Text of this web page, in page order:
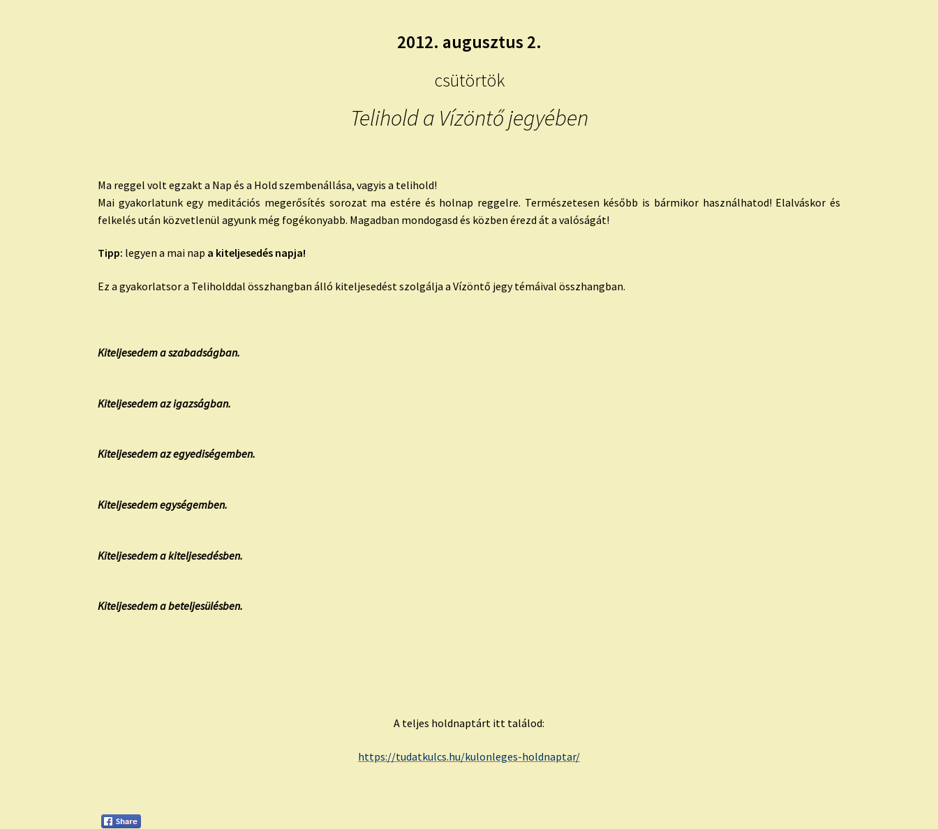
2012. augusztus 2.
csütörtök
Telihold a Vízöntő jegyében
Ma reggel volt egzakt a Nap és a Hold szembenállása, vagyis a telihold!
Mai gyakorlatunk egy meditációs megerősítés sorozat ma estére és holnap reggelre. Természetesen később is bármikor használhatod! Elalváskor és
felkelés után közvetlenül agyunk még fogékonyabb. Magadban mondogasd és közben érezd át a valóságát!
Tipp: legyen a mai nap a kiteljesedés napja!
Ez a gyakorlatsor a Teliholddal összhangban álló kiteljesedést szolgálja a Vízöntő jegy témáival összhangban.
Kiteljesedem a szabadságban.
Kiteljesedem az igazságban.
Kiteljesedem az egyediségemben.
Kiteljesedem egységemben.
Kiteljesedem a kiteljesedésben.
Kiteljesedem a beteljesülésben.
A teljes holdnaptárt itt találod:
https://tudatkulcs.hu/kulonleges-holdnaptar/